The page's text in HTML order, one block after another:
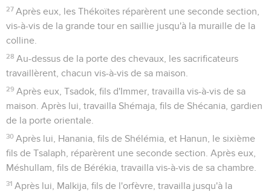
27 Après eux, les Thékoïtes réparèrent une seconde section,
vis-à-vis de la grande tour en saillie jusqu'à la muraille de la
colline.
28 Au-dessus de la porte des chevaux, les sacrificateurs
travaillèrent, chacun vis-à-vis de sa maison.
29 Après eux, Tsadok, fils d'Immer, travailla vis-à-vis de sa
maison. Après lui, travailla Shémaja, fils de Shécania, gardien
de la porte orientale.
30 Après lui, Hanania, fils de Shélémia, et Hanun, le sixième
fils de Tsalaph, réparèrent une seconde section. Après eux,
Méshullam, fils de Bérékia, travailla vis-à-vis de sa chambre.
31 Après lui, Malkija, fils de l'orfèvre, travailla jusqu'à la